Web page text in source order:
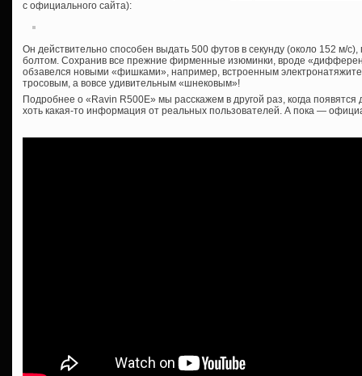
с официального сайта):
Он действительно способен выдать 500 футов в секунду (около 152 м/
болтом. Сохранив все прежние фирменные изюминки, вроде
обзавелся новыми «фишками», например, встроенным
тросовым, а вовсе удивительным «шнековым»!
Подробнее о «Ravin R500E» мы расскажем в другой раз, когда
хоть какая-то информация от реальных пользователей. А пока —